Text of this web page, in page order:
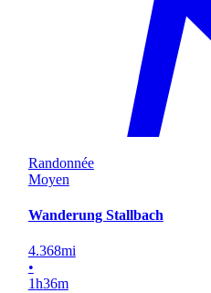
Randonnée
Moyen
Wanderung Stallbach
4.368mi
•
1h36m